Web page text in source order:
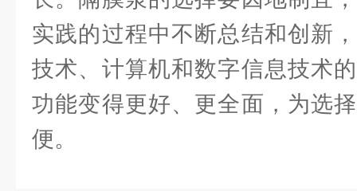
实践的过程中不断总结和创新
技术、计算机和数字信息技术
功能变得更好、更全面，为选
便。